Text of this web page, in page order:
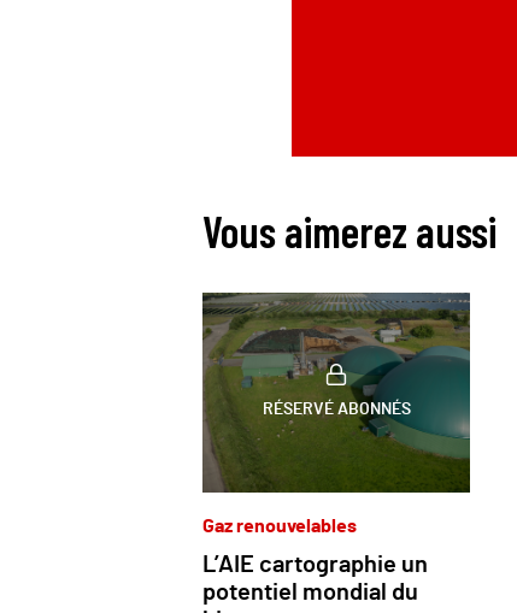
Vous aimerez aussi
RÉSERVÉ ABONNÉS
Gaz renouvelables
L’AIE cartographie un
potentiel mondial du